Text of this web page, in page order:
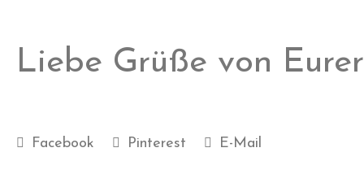
Liebe Grüße von
Facebook Pinterest E-Mail